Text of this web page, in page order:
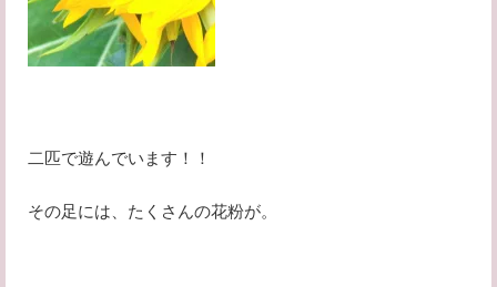
二匹で遊んでいます！！
その足には、たくさんの花粉が。